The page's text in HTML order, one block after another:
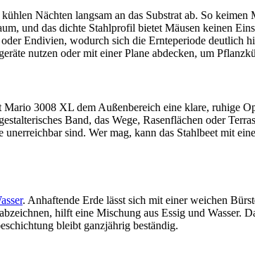
Nächten langsam an das Substrat ab. So keimen
und das dichte Stahlprofil bietet Mäusen keinen
oder Endivien, wodurch sich die Ernteperiode deutlich
nutzen oder mit einer Plane abdecken, um
3008 XL dem Außenbereich eine klare, ruhige
Band, das Wege, Rasenflächen oder
unerreichbar sind. Wer mag, kann das Stahlbeet mit
. Anhaftende Erde lässt sich mit einer weichen
hilft eine Mischung aus Essig und Wasser.
bleibt ganzjährig beständig.